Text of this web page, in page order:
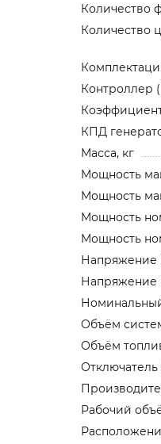
Количество
Количество
Контроллер
КПД
Масса, кг
Мощность
Мощность
Мощность
Мощность
Напряжение
Напряжение
Объём
Объём
Рабочий